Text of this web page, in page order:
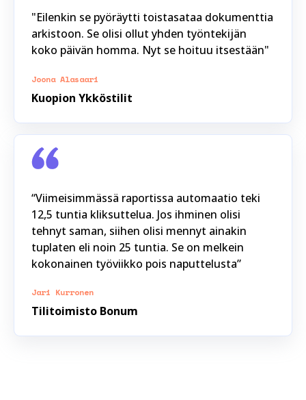
"Eilenkin se pyöräytti toistasataa dokumenttia
arkistoon. Se olisi ollut yhden työntekijän
koko päivän homma. Nyt se hoituu itsestään"
Joona Alasaari
Kuopion Ykköstilit
“Viimeisimmässä raportissa automaatio teki
12,5 tuntia kliksuttelua. Jos ihminen olisi
tehnyt saman, siihen olisi mennyt ainakin
tuplaten eli noin 25 tuntia. Se on melkein
kokonainen työviikko pois naputtelusta”
Jari Kurronen
Tilitoimisto Bonum